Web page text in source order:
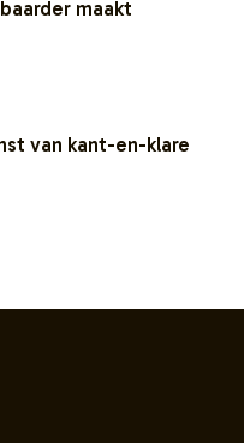
maakt
van kant-en-klare